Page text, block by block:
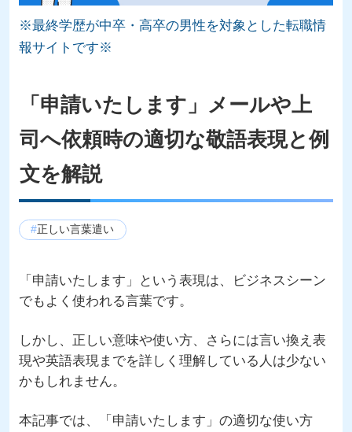
※最終学歴が中卒・高卒の男性を対象とした転職情
報サイトです※
「申請いたします」メールや上
司へ依頼時の適切な敬語表現と例
文を解説
正しい言葉遣い
「申請いたします」という表現は、ビジネスシーン
でもよく使われる言葉です。
しかし、正しい意味や使い方、さらには言い換え表
現や英語表現までを詳しく理解している人は少ない
かもしれません。
本記事では、「申請いたします」の適切な使い方